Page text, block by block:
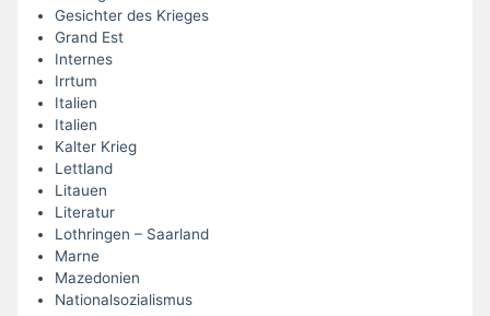
Gesichter des Krieges
Grand Est
Internes
Irrtum
Italien
Italien
Kalter Krieg
Lettland
Litauen
Literatur
Lothringen – Saarland
Marne
Mazedonien
Nationalsozialismus